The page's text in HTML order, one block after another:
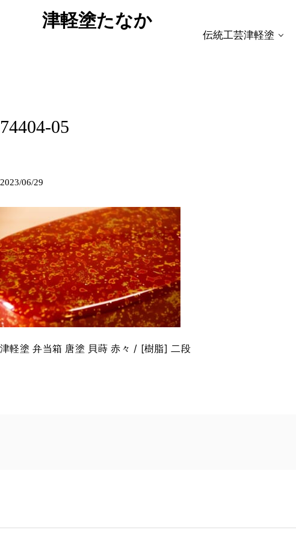
津軽塗たなか
伝統工芸津軽塗
74404-05
2023/06/29
津軽塗 弁当箱 唐塗 貝蒔 赤々 / [樹脂] 二段